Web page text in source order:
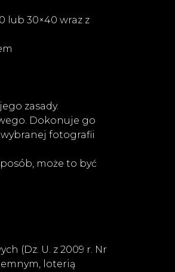
lub 30×40 wraz z
zasady.
Dokonuje go
fotografii
może to być
(Dz. U. z 2009 r. Nr
loterią